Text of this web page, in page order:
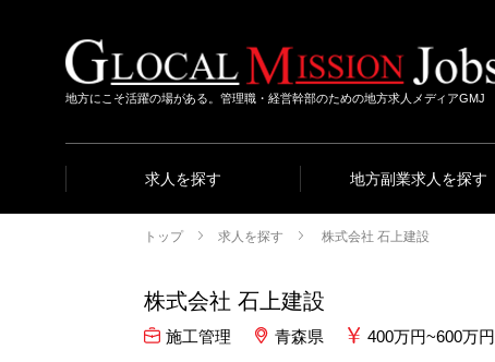
地方にこそ活躍の場がある。管理職・経営幹部のための地方求人メディアGMJ
求人を探す 地方副業求人を探す
トップ 求人を探す 株式会社 石上建設
株式会社 石上建設
施工管理 青森県 400万円~600万円